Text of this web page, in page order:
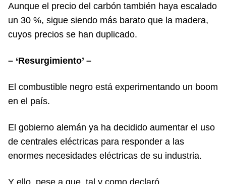
Aunque el precio del carbón también haya escalado
un 30 %, sigue siendo más barato que la madera,
cuyos precios se han duplicado.
– ‘Resurgimiento’ –
El combustible negro está experimentando un boom
en el país.
El gobierno alemán ya ha decidido aumentar el uso
de centrales eléctricas para responder a las
enormes necesidades eléctricas de su industria.
Y ello, pese a que, tal y como declaró